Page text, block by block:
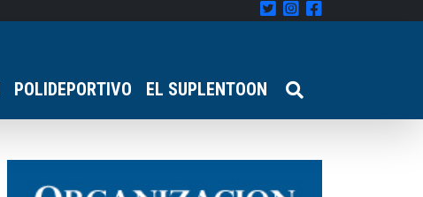
POLIDEPORTIVO EL SUPLENTOON